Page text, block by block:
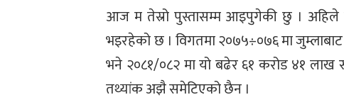
आज म तेस्रो पुस्तासम्म आइपुगेकी छु । अहिले
भइरहेको छ । विगतमा २०७५÷०७६ मा
भने २०८१/०८२ मा यो बढेर ६१ करोड ४१ लाख
तथ्यांक अझै समेटिएको छैन ।